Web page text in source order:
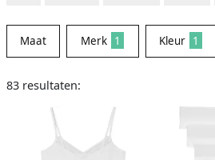
Maat Merk 1 Kleur 1
83 resultaten: